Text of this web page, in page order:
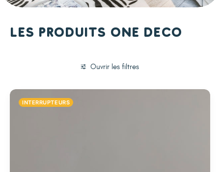
Les produits One Deco
Ouvrir les filtres
INTERRUPTEURS